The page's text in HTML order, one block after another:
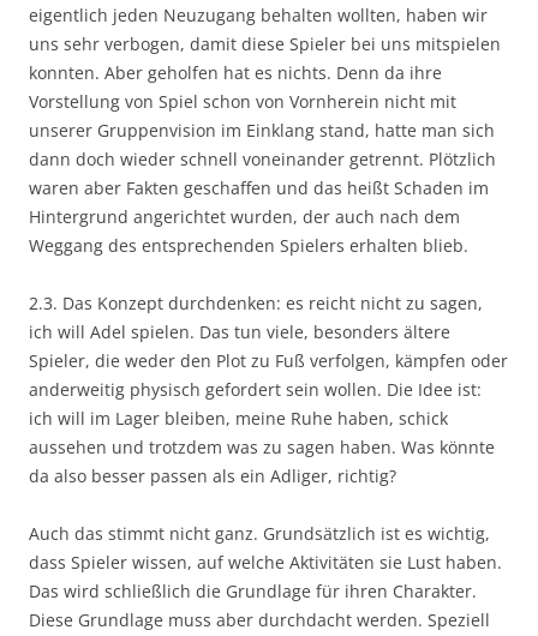
eigentlich jeden Neuzugang behalten wollten, haben wir
uns sehr verbogen, damit diese Spieler bei uns mitspielen
konnten. Aber geholfen hat es nichts. Denn da ihre
Vorstellung von Spiel schon von Vornherein nicht mit
unserer Gruppenvision im Einklang stand, hatte man sich
dann doch wieder schnell voneinander getrennt. Plötzlich
waren aber Fakten geschaffen und das heißt Schaden im
Hintergrund angerichtet wurden, der auch nach dem
Weggang des entsprechenden Spielers erhalten blieb.
2.3. Das Konzept durchdenken: es reicht nicht zu sagen,
ich will Adel spielen. Das tun viele, besonders ältere
Spieler, die weder den Plot zu Fuß verfolgen, kämpfen oder
anderweitig physisch gefordert sein wollen. Die Idee ist:
ich will im Lager bleiben, meine Ruhe haben, schick
aussehen und trotzdem was zu sagen haben. Was könnte
da also besser passen als ein Adliger, richtig?
Auch das stimmt nicht ganz. Grundsätzlich ist es wichtig,
dass Spieler wissen, auf welche Aktivitäten sie Lust haben.
Das wird schließlich die Grundlage für ihren Charakter.
Diese Grundlage muss aber durchdacht werden. Speziell